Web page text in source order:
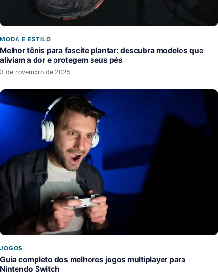
MODA E ESTILO
Melhor tênis para fascite plantar: descubra modelos que
aliviam a dor e protegem seus pés
3 de novembro de 2025
JOGOS
Guia completo dos melhores jogos multiplayer para
Nintendo Switch